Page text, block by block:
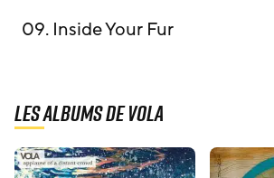
09. Inside Your Fur
Les albums de Vola